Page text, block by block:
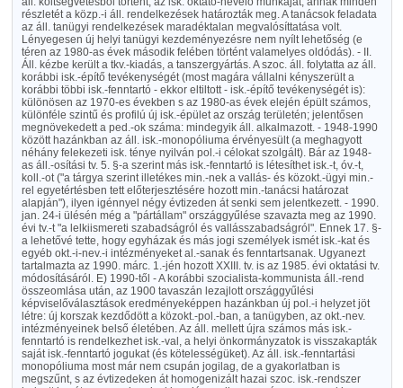
részletét a közp.-i áll. rendelkezések határozták meg. A tanácsok feladata
az áll. tanügyi rendelkezések maradéktalan megvalósíttatása volt.
Lényegesen új helyi tanügyi kezdeményezésre nem nyílt lehetőség (e
téren az 1980-as évek második felében történt valamelyes oldódás). - II.
Áll. kézbe került a tkv.-kiadás, a tanszergyártás. A szoc. áll. folytatta az áll.
korábbi isk.-építő tevékenységét (most magára vállalni kényszerült a
korábbi többi isk.-fenntartó - ekkor eltiltott - isk.-építő tevékenységét is):
különösen az 1970-es években s az 1980-as évek elején épült számos,
különféle szintű és profilú új isk.-épület az ország területén; jelentősen
megnövekedett a ped.-ok száma: mindegyik áll. alkalmazott. - 1948-1990
között hazánkban az áll. isk.-monopóliuma érvényesült (a meghagyott
néhány felekezeti isk. ténye nyilván pol.-i célokat szolgált). Bár az 1948-
as áll.-osítási tv. 5. §-a szerint más isk.-fenntartó is létesíthet isk.-t, óv.-t,
koll.-ot ("a tárgya szerint illetékes min.-nek a vallás- és közokt.-ügyi min.-
rel egyetértésben tett előterjesztésére hozott min.-tanácsi határozat
alapján"), ilyen igénnyel négy évtizeden át senki sem jelentkezett. - 1990.
jan. 24-i ülésén még a "pártállam" országgyűlése szavazta meg az 1990.
évi tv.-t "a lelkiismereti szabadságról és vallásszabadságról". Ennek 17. §-
a lehetővé tette, hogy egyházak és más jogi személyek ismét isk.-kat és
egyéb okt.-i-nev.-i intézményeket al.-sanak és fenntartsanak. Ugyanezt
tartalmazta az 1990. márc. 1.-jén hozott XXIII. tv. is az 1985. évi oktatási tv.
módosításáról. E) 1990-től - A korábbi szocialista-kommunista áll.-rend
összeomlása után, az 1900 tavaszán lezajlott országgyűlési
képviselőválasztások eredményeképpen hazánkban új pol.-i helyzet jöt
létre: új korszak kezdődött a közokt.-pol.-ban, a tanügyben, az okt.-nev.
intézményeinek belső életében. Az áll. mellett újra számos más isk.-
fenntartó is rendelkezhet isk.-val, a helyi önkormányzatok is visszakapták
saját isk.-fenntartó jogukat (és kötelességüket). Az áll. isk.-fenntartási
monopóliuma most már nem csupán jogilag, de a gyakorlatban is
megszűnt, s az évtizedeken át homogenizált hazai szoc. isk.-rendszer